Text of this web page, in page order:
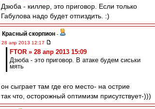
Дзюба - киллер, это приговор. Если только
Габулова надо будет отпиздить. :)
Красный скорпион -
28 апр 2013 12:17
FTOR » 28 апр 2013 15:09
Дзюба - это приговор. В атаке будем сиськи
мять
он сыграет там где его место- на острие
так что, осторожный оптимизм присутствует-)))